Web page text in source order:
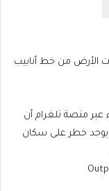
الأرض من خط أنابيب
عبر منصة تلغرام أن
يوجد خطر على سكان